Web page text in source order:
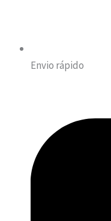
Envio rápido